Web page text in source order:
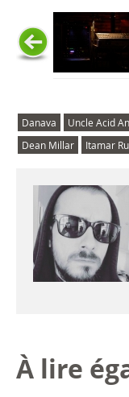
Danava Uncle Acid
Dean Millar
Itamar
À lire